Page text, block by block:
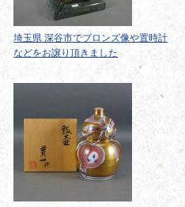
埼玉県 深谷市でブロンズ像や置時計
などをお譲り頂きました